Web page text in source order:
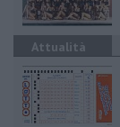
Attualità